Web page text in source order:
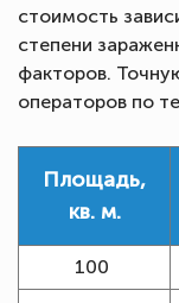
стоимость
степени
факторов.
операторов по
Площадь,
кв. м.
100